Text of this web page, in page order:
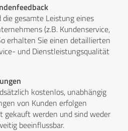
gesamte Leistung eines
(z.B. Kundenservice,
erhalten Sie einen detaillierten
und Dienstleistungsqualität
kostenlos, unabhängig
von Kunden erfolgen
gekauft werden und sind weder
beeinflussbar.